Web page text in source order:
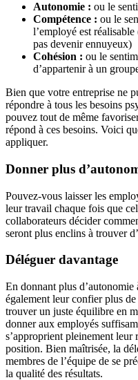
Autonomie : ou le
Compétence : ou le
l’employé est
pas devenir ennuyeux)
Cohésion : ou le
d’appartenir à un
Bien que votre entreprise ne
répondre à tous les besoins
pouvez tout de même
répond à ces besoins. Voici
appliquer.
Donner plus
Pouvez-vous laisser les
leur travail chaque fois que
collaborateurs décider
seront plus enclins à trouver
Déléguer davantage
En donnant plus
également leur confier plus
trouver un juste équilibre en
donner aux employés
s’approprient pleinement leur
position. Bien maîtrisée, la
membres de l’équipe de se
la qualité des résultats.